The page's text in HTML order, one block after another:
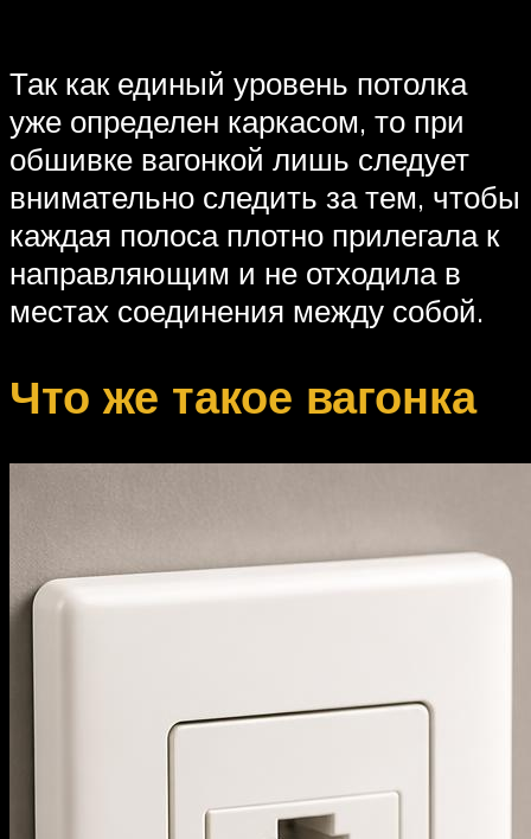
Так как единый уровень потолка
уже определен каркасом, то при
обшивке вагонкой лишь следует
внимательно следить за тем, чтобы
каждая полоса плотно прилегала к
направляющим и не отходила в
местах соединения между собой.
Что же такое вагонка